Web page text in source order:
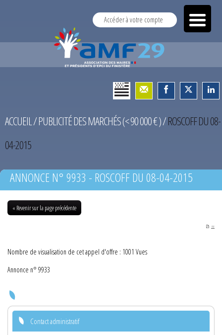
Accéder à votre compte
ACCUEIL/PUBLICITÉ DES MARCHÉS (< 90 000 € )/ROSCOFF DU 08-
04-2015
ANNONCE N° 9933 - ROSCOFF DU 08-04-2015
« Revenir sur la page précédente
PDF
Nombre de visualisation de cet appel d'offre : 1001 Vues
Annonce n° 9933
Contact administratif